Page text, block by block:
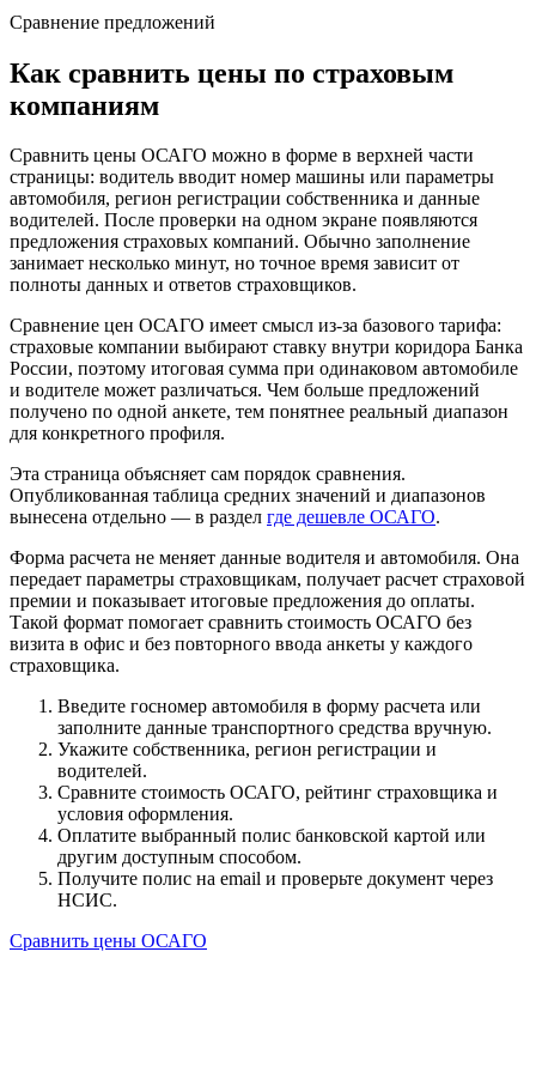
Сравнение предложений
Как сравнить цены по страховым
компаниям
Сравнить цены ОСАГО можно в форме в верхней части
страницы: водитель вводит номер машины или параметры
автомобиля, регион регистрации собственника и данные
водителей. После проверки на одном экране появляются
предложения страховых компаний. Обычно заполнение
занимает несколько минут, но точное время зависит от
полноты данных и ответов страховщиков.
Сравнение цен ОСАГО имеет смысл из-за базового тарифа:
страховые компании выбирают ставку внутри коридора Банка
России, поэтому итоговая сумма при одинаковом автомобиле
и водителе может различаться. Чем больше предложений
получено по одной анкете, тем понятнее реальный диапазон
для конкретного профиля.
Эта страница объясняет сам порядок сравнения.
Опубликованная таблица средних значений и диапазонов
вынесена отдельно — в раздел где дешевле ОСАГО.
Форма расчета не меняет данные водителя и автомобиля. Она
передает параметры страховщикам, получает расчет страховой
премии и показывает итоговые предложения до оплаты.
Такой формат помогает сравнить стоимость ОСАГО без
визита в офис и без повторного ввода анкеты у каждого
страховщика.
Введите госномер автомобиля в форму расчета или
заполните данные транспортного средства вручную.
Укажите собственника, регион регистрации и
водителей.
Сравните стоимость ОСАГО, рейтинг страховщика и
условия оформления.
Оплатите выбранный полис банковской картой или
другим доступным способом.
Получите полис на email и проверьте документ через
НСИС.
Сравнить цены ОСАГО